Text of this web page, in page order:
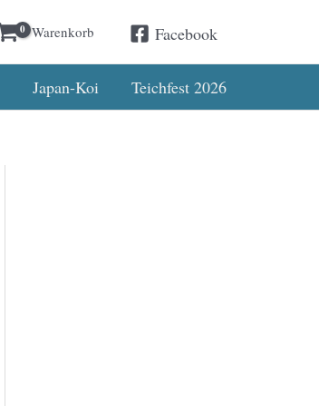
Warenkorb Facebook
Japan-Koi Teichfest 2026
Verstanden